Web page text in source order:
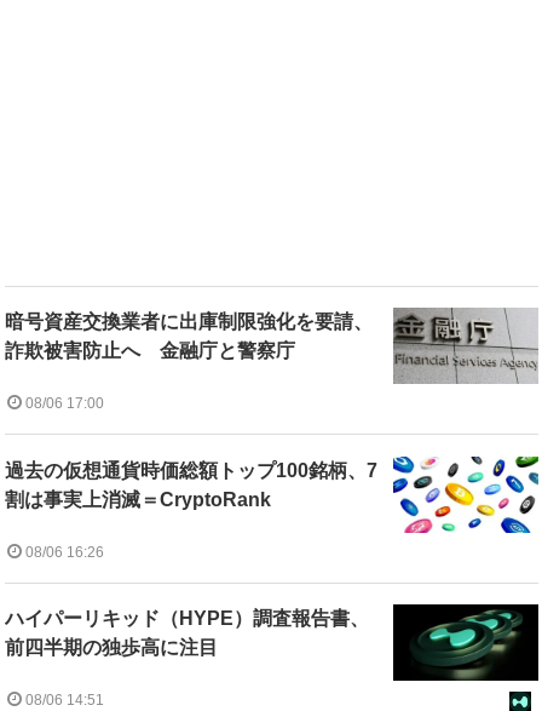
暗号資産交換業者に出庫制限強化を要請、
詐欺被害防止へ 金融庁と警察庁
08/06 17:00
過去の仮想通貨時価総額トップ100銘柄、7
割は事実上消滅＝CryptoRank
08/06 16:26
ハイパーリキッド（HYPE）調査報告書、
前四半期の独歩高に注目
08/06 14:51